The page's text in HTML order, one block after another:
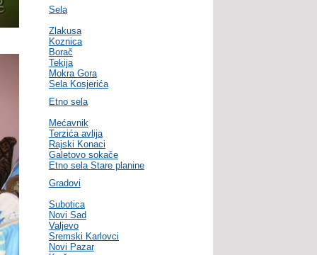
Sela
Zlakusa
Koznica
Borač
Tekija
Mokra Gora
Sela Kosjerića
Etno sela
Mećavnik
Terzića avlija
Rajski Konaci
Galetovo sokače
Etno sela Stare planine
Gradovi
Subotica
Novi Sad
Valjevo
Sremski Karlovci
Novi Pazar